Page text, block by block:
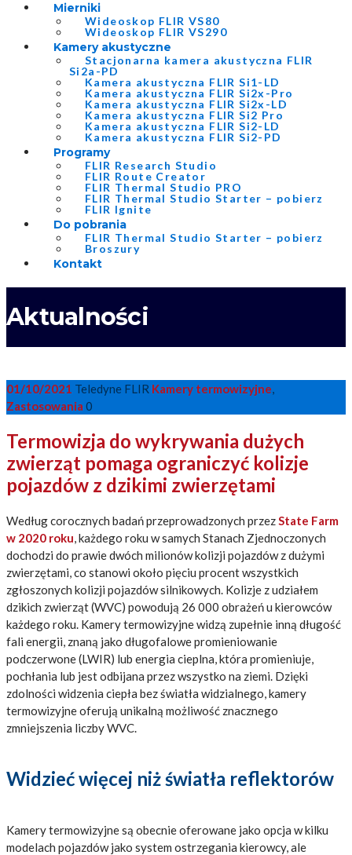
Mierniki
Wideoskop FLIR VS80
Wideoskop FLIR VS290
Kamery akustyczne
Stacjonarna kamera akustyczna FLIR
Si2a-PD
Kamera akustyczna FLIR Si1-LD
Kamera akustyczna FLIR Si2x-Pro
Kamera akustyczna FLIR Si2x-LD
Kamera akustyczna FLIR Si2 Pro
Kamera akustyczna FLIR Si2-LD
Kamera akustyczna FLIR Si2-PD
Programy
FLIR Research Studio
FLIR Route Creator
FLIR Thermal Studio PRO
FLIR Thermal Studio Starter – pobierz
FLIR Ignite
Do pobrania
FLIR Thermal Studio Starter – pobierz
Broszury
Kontakt
Aktualności
01/10/2021 Teledyne FLIR Kamery termowizyjne,
Zastosowania 0
Termowizja do wykrywania dużych
zwierząt pomaga ograniczyć kolizje
pojazdów z dzikimi zwierzętami
Według corocznych badań przeprowadzonych przezState Farm
w 2020 roku, każdego roku w samych Stanach Zjednoczonych
dochodzi do prawie dwóch milionów kolizji pojazdów z dużymi
zwierzętami, co stanowi około pięciu procent wszystkich
zgłoszonych kolizji pojazdów silnikowych. Kolizje z udziałem
dzikich zwierząt (WVC) powodują 26 000 obrażeń u kierowców
każdego roku. Kamery termowizyjne widzą zupełnie inną długość
fali energii, znaną jako długofalowe promieniowanie
podczerwone (LWIR) lub energia cieplna, która promieniuje,
pochłania lub jest odbijana przez wszystko na ziemi. Dzięki
zdolności widzenia ciepła bez światła widzialnego, kamery
termowizyjne oferują unikalną możliwość znacznego
zmniejszenia liczby WVC.
Widzieć więcej niż światła reflektorów
Kamery termowizyjne są obecnie oferowane jako opcja w kilku
modelach pojazdów jako system ostrzegania kierowcy, ale